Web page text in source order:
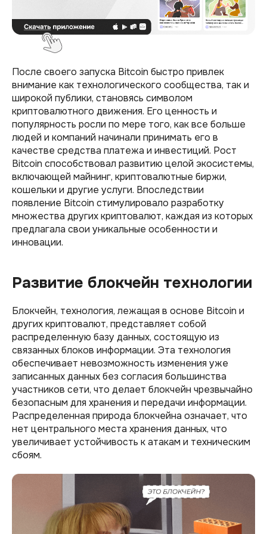
После своего запуска Bitcoin быстро привлек
внимание как технологического сообщества, так и
широкой публики, становясь символом
криптовалютного движения. Его ценность и
популярность росли по мере того, как все больше
людей и компаний начинали принимать его в
качестве средства платежа и инвестиций. Рост
Bitcoin способствовал развитию целой экосистемы,
включающей майнинг, криптовалютные биржи,
кошельки и другие услуги. Впоследствии
появление Bitcoin стимулировало разработку
множества других криптовалют, каждая из которых
предлагала свои уникальные особенности и
инновации.
Развитие блокчейн технологии
Блокчейн, технология, лежащая в основе Bitcoin и
других криптовалют, представляет собой
распределенную базу данных, состоящую из
связанных блоков информации. Эта технология
обеспечивает невозможность изменения уже
записанных данных без согласия большинства
участников сети, что делает блокчейн чрезвычайно
безопасным для хранения и передачи информации.
Распределенная природа блокчейна означает, что
нет центрального места хранения данных, что
увеличивает устойчивость к атакам и техническим
сбоям.